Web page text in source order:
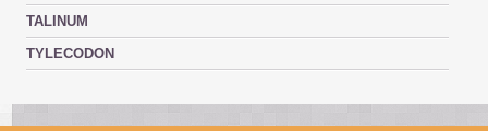
TALINUM
TYLECODON